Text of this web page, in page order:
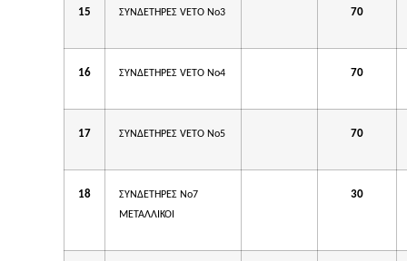
15 ΣΥΝΔΕΤΗΡΕΣ VETO No3 70
16 ΣΥΝΔΕΤΗΡΕΣ VETO No4 70
17 ΣΥΝΔΕΤΗΡΕΣ VETO No5 70
18
ΣΥΝΔΕΤΗΡΕΣ Νο7
ΜΕΤΑΛΛΙΚΟΙ
30